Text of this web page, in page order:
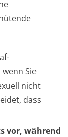
Sie
nicht
dass
vor, während